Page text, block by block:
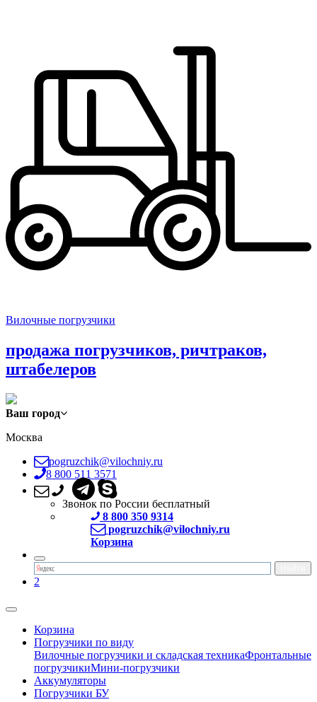
Вилочные погрузчики
продажа погрузчиков, ричтраков,
штабелеров
Ваш город
Москва
pogruzchik@vilochniy.ru
8 800 511 3571
Звонок по России бесплатный
8 800 350 9314
pogruzchik@vilochniy.ru
Корзина
2
Корзина
Погрузчики по виду
Вилочные погрузчики и складская техникаФронтальные
погрузчикиМини-погрузчики
Аккумуляторы
Погрузчики БУ